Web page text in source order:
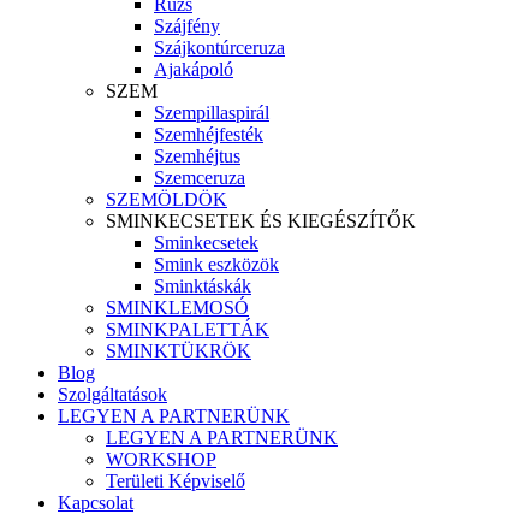
Rúzs
Szájfény
Szájkontúrceruza
Ajakápoló
SZEM
Szempillaspirál
Szemhéjfesték
Szemhéjtus
Szemceruza
SZEMÖLDÖK
SMINKECSETEK ÉS KIEGÉSZÍTŐK
Sminkecsetek
Smink eszközök
Sminktáskák
SMINKLEMOSÓ
SMINKPALETTÁK
SMINKTÜKRÖK
Blog
Szolgáltatások
LEGYEN A PARTNERÜNK
LEGYEN A PARTNERÜNK
WORKSHOP
Területi Képviselő
Kapcsolat